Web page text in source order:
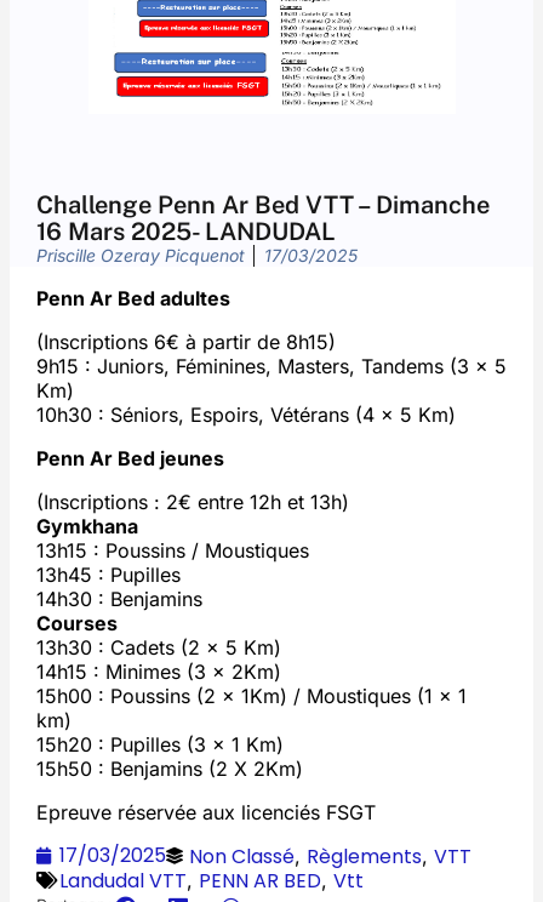
Challenge Penn Ar Bed VTT – Dimanche
16 Mars 2025- LANDUDAL
Priscille Ozeray Picquenot 17/03/2025
Penn Ar Bed adultes
(Inscriptions 6€ à partir de 8h15)
9h15 : Juniors, Féminines, Masters, Tandems (3 x 5
Km)
10h30 : Séniors, Espoirs, Vétérans (4 x 5 Km)
Penn Ar Bed jeunes
(Inscriptions : 2€ entre 12h et 13h)
Gymkhana
13h15 : Poussins / Moustiques
13h45 : Pupilles
14h30 : Benjamins
Courses
13h30 : Cadets (2 x 5 Km)
14h15 : Minimes (3 x 2Km)
15h00 : Poussins (2 x 1Km) / Moustiques (1 x 1
km)
15h20 : Pupilles (3 x 1 Km)
15h50 : Benjamins (2 X 2Km)
Epreuve réservée aux licenciés FSGT
17/03/2025 Non Classé, Règlements, VTT
Landudal VTT, PENN AR BED, Vtt